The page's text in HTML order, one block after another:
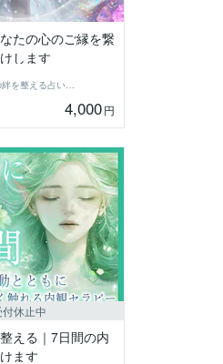
たの心のご縁を繋
します
まな☆石との絆を整える占い師＆セラピスト
4,000円
付休止中
える｜7日間の内
ます